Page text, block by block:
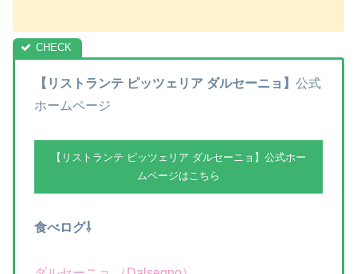
【リストランテ ピッツェリア ダルセーニョ】 公式
ホームページ
【リストランテ ピッツェリア ダルセーニョ】公式ホー
ムページはこちら
食べログ⇩